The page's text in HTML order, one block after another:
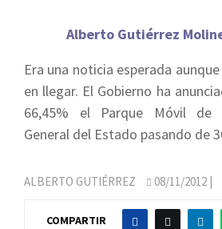
Alberto Gutiérrez
Era una noticia esperada
en llegar. El Gobierno ha
66,45% el Parque Móvil de
General del Estado pasando de
ALBERTO GUTIÉRREZ 08/11/2012 |
COMPARTIR